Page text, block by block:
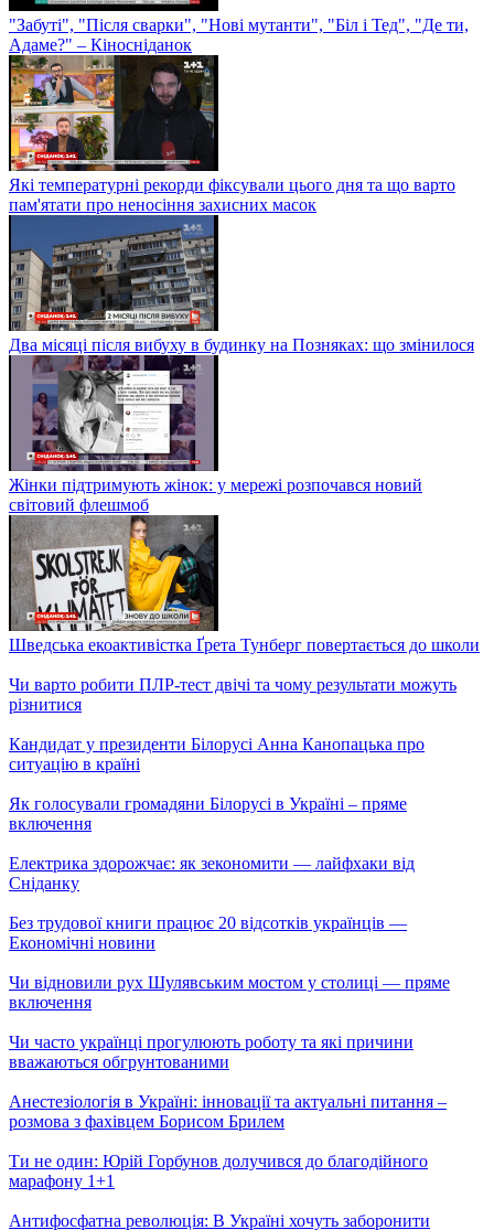
"Забуті", "Після сварки", "Нові мутанти", "Біл і Тед", "Де ти,
Адаме?" – Кіносніданок
Які температурні рекорди фіксували цього дня та що варто
пам'ятати про неносіння захисних масок
Два місяці після вибуху в будинку на Позняках: що змінилося
Жінки підтримують жінок: у мережі розпочався новий
світовий флешмоб
Шведська екоактивістка Ґрета Тунберг повертається до школи
Чи варто робити ПЛР-тест двічі та чому результати можуть
різнитися
Кандидат у президенти Білорусі Анна Канопацька про
ситуацію в країні
Як голосували громадяни Білорусі в Україні – пряме
включення
Електрика здорожчає: як зекономити — лайфхаки від
Сніданку
Без трудової книги працює 20 відсотків українців —
Економічні новини
Чи відновили рух Шулявським мостом у столиці — пряме
включення
вважаються обгрунтованими
розмова з фахівцем Борисом Брилем